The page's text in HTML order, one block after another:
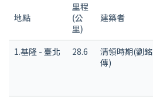
地點
里程
(公
里)
建築者
1.基隆 - 臺北 28.6
清領時期(劉銘
傳)